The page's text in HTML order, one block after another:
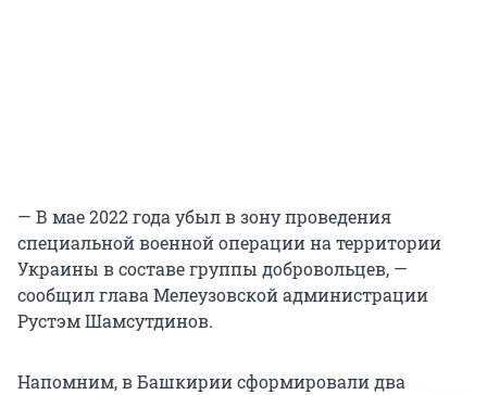
— В мае 2022 года убыл в зону проведения
специальной военной операции на территории
Украины в составе группы добровольцев, —
сообщил глава Мелеузовской администрации
Рустэм Шамсутдинов.
Напомним, в Башкирии сформировали два